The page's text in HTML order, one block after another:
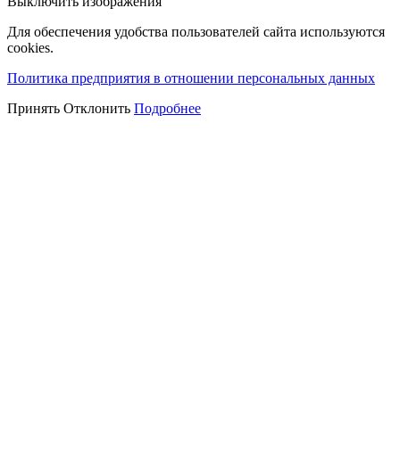
Для обеспечения удобства пользователей сайта используются
cookies.
Политика предприятия в отношении персональных данных
Принять Отклонить Подробнее